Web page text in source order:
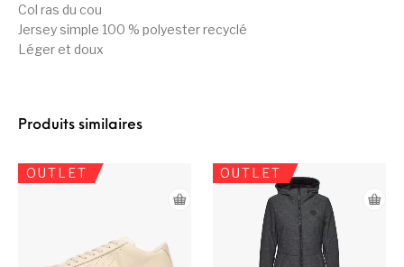
Col ras du cou
Jersey simple 100 % polyester recyclé
Léger et doux
Produits similaires
OUTLET OUTLET